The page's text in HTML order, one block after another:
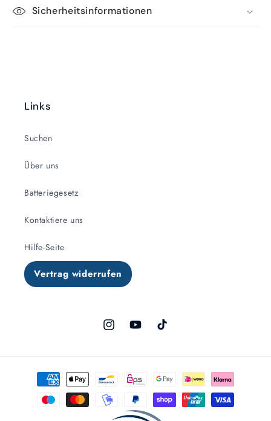
Sicherheitsinformationen
Links
Suchen
Über uns
Batteriegesetz
Kontaktiere uns
Hilfe-Seite
Vertrag widerrufen
InstagramYouTubeTikTok
Zahlungsmethoden